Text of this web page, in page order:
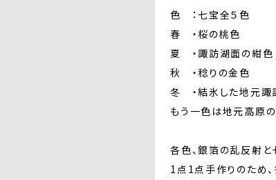
色 ：七宝全５色
春 ・桜の桃色
夏 ・諏訪湖面の紺
秋 ・稔りの金色
冬 ・結氷した地元諏
もう一色は地元高原
各色、銀箔の乱反射と
1点1点手作りのため